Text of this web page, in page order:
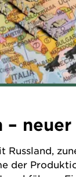
–
Russland,
der